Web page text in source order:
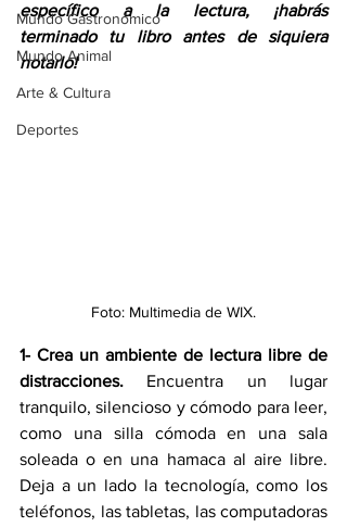
Mundo Gastronómico
Mundo Animal
Arte & Cultura
Deportes
específico a la lectura, ¡habrás
terminado tu libro antes de siquiera
notarlo!
Foto: Multimedia de WIX.
1- Crea un ambiente de lectura libre de
distracciones. Encuentra un lugar
tranquilo, silencioso y cómodo para leer,
como una silla cómoda en una sala
soleada o en una hamaca al aire libre.
Deja a un lado la tecnología, como los
teléfonos, las tabletas, las computadoras